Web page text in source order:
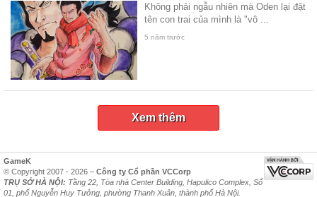
Không phải ngẫu nhiên mà Oden lại đặt
tên con trai của mình là "vô ...
5 năm trước
Xem thêm
GameK
© Copyright 2007 - 2026 – Công ty Cổ phần VCCorp
TRỤ SỞ HÀ NỘI: Tầng 22, Tòa nhà Center Building, Hapulico Complex, Số
01, phố Nguyễn Huy Tưởng, phường Thanh Xuân, thành phố Hà Nội.